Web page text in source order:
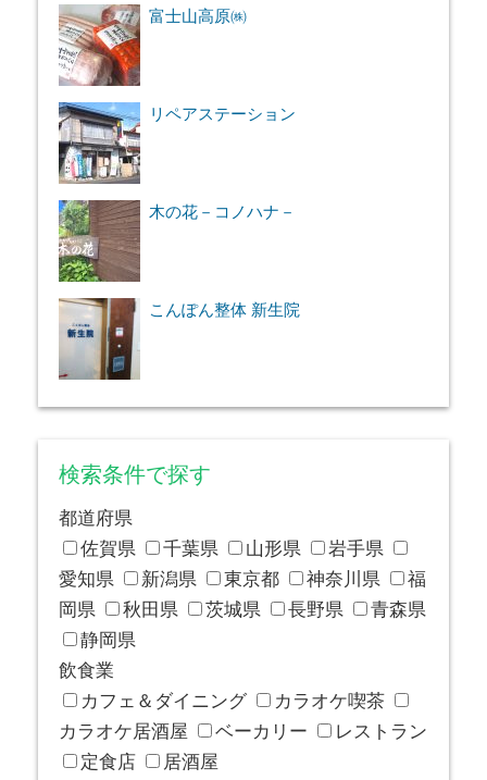
富士山高原㈱
リペアステーション
木の花－コノハナ－
こんぽん整体 新生院
検索条件で探す
都道府県
佐賀県
千葉県 山形県
岩手県
愛知県
新潟県 東京都 神奈川県
福
岡県
秋田県 茨城県 長野県
青森県
静岡県
飲食業
カフェ＆ダイニング
カラオケ喫茶
カラオケ居酒屋
ベーカリー
レストラン
定食店
居酒屋